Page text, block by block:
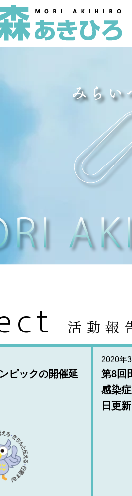
活動報
ピックの開催延
2020年
第8回
感染
日更新